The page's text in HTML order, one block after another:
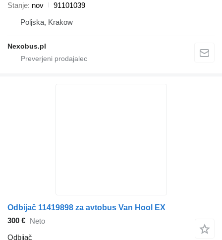
Stanje nov
91101039
Poljska, Krakow
Nexobus.pl
Odbijač 11419898 za avtobus Van Hool EX
300 € Neto
Odbijač